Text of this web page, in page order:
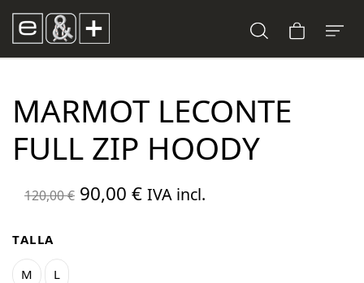
MARMOT LECONTE
FULL ZIP HOODY
120,00€ El
90,00 €El
IVA incl.
TALLA
M L